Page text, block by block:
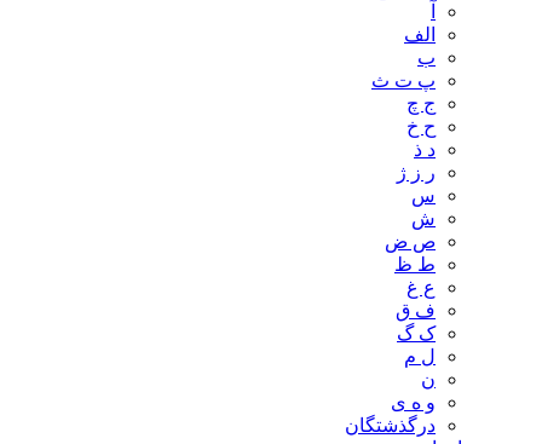
الف
ب
پ ت ث
ج چ
ح خ
د ذ
ر ز ژ
س
ش
ص ض
ط ظ
ع غ
ف ق
ک گ
ل م
ن
و ه ی
درگذشتگان